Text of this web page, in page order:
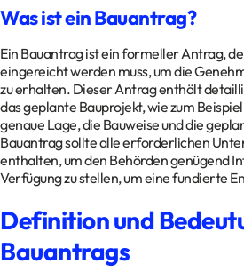
Was ist ein Bauantrag?
Ein Bauantrag ist ein formeller Antrag,
eingereicht werden muss, um die
zu erhalten. Dieser Antrag enthält
das geplante Bauprojekt, wie zum
genaue Lage, die Bauweise und die
Bauantrag sollte alle erforderlichen
enthalten, um den Behörden genügend
Verfügung zu stellen, um eine fundierte
Definition und
Bauantrags